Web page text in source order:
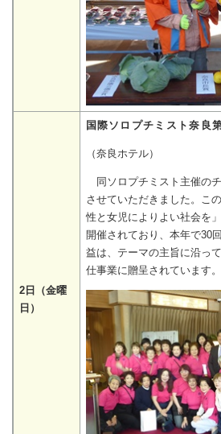
2日（金曜
日）
国際ソロプチミスト奈良
（奈良ホテル）
同ソロプチミスト主催の
させていただきました。こ
性と女児によりよい社会を
開催されており、本年で30
益は、テーマの主旨に沿っ
仕事業に贈呈されています。